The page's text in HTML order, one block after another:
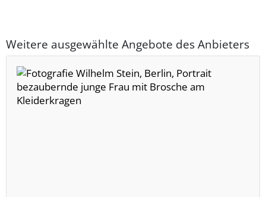
Weitere ausgewählte Angebote des Anbieters